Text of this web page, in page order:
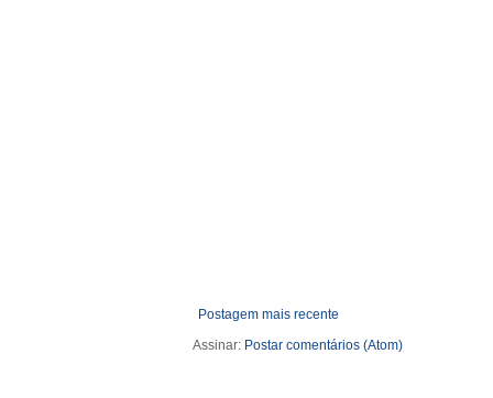
Postagem mais recente
Assinar: Postar comentários (Atom)